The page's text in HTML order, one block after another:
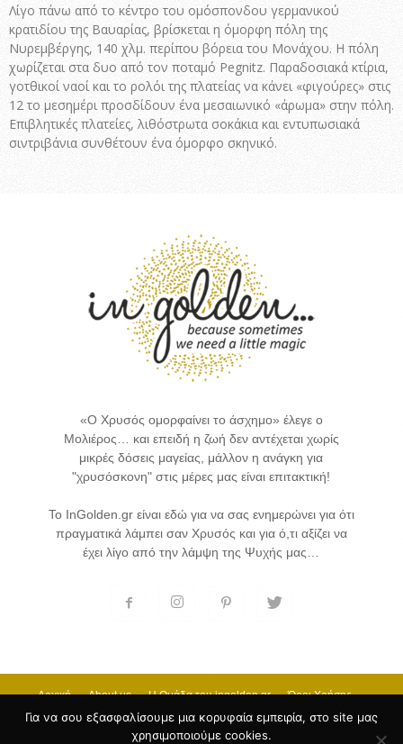
Λίγο πάνω από το κέντρο του ομόσπονδου γερμανικού
κρατιδίου της Βαυαρίας, βρίσκεται η όμορφη πόλη της
Νυρεμβέργης, 140 χλμ. περίπου βόρεια του Μονάχου. Η πόλη
χωρίζεται στα δυο από τον ποταμό Pegnitz. Παραδοσιακά κτίρια,
γοτθικοί ναοί και το ρολόι της πλατείας να κάνει «φιγούρες» στις
12 το μεσημέρι προσδίδουν ένα μεσαιωνικό «άρωμα» στην πόλη.
Επιβλητικές πλατείες, λιθόστρωτα σοκάκια και εντυπωσιακά
σιντριβάνια συνθέτουν ένα όμορφο σκηνικό.
«Ο Χρυσός ομορφαίνει το άσχημο» έλεγε ο
Μολιέρος… και επειδή η ζωή δεν αντέχεται χωρίς
μικρές δόσεις μαγείας, μάλλον η ανάγκη για
"χρυσόσκονη" στις μέρες μας είναι επιτακτική!
Το InGolden.gr είναι εδώ για να σας ενημερώνει για ότι
πραγματικά λάμπει σαν Χρυσός και για ό,τι αξίζει να
έχει λίγο από την λάμψη της Ψυχής μας…
Αρχική About us H Ομάδα του ingolden.gr
Όροι Χρήσης
Επικοινωνία
Για να σου εξασφαλίσουμε μια κορυφαία εμπειρία, στο site μας
χρησιμοποιούμε cookies.